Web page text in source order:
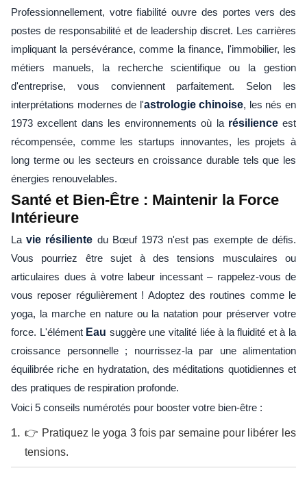
Professionnellement, votre fiabilité ouvre des portes vers des
postes de responsabilité et de leadership discret. Les carrières
impliquant la persévérance, comme la finance, l'immobilier, les
métiers manuels, la recherche scientifique ou la gestion
d'entreprise, vous conviennent parfaitement. Selon les
interprétations modernes de l'astrologie chinoise, les nés en
1973 excellent dans les environnements où la résilienceest
récompensée, comme les startups innovantes, les projets à
long terme ou les secteurs en croissance durable tels que les
énergies renouvelables.
Santé et Bien-Être : Maintenir la Force
Intérieure
Lavie résiliente du Bœuf 1973 n'est pas exempte de défis.
Vous pourriez être sujet à des tensions musculaires ou
articulaires dues à votre labeur incessant – rappelez-vous de
vous reposer régulièrement ! Adoptez des routines comme le
yoga, la marche en nature ou la natation pour préserver votre
force. L'élément Eau suggère une vitalité liée à la fluidité et à la
croissance personnelle ; nourrissez-la par une alimentation
équilibrée riche en hydratation, des méditations quotidiennes et
des pratiques de respiration profonde.
Voici 5 conseils numérotés pour booster votre bien-être :
👉 Pratiquez le yoga 3 fois par semaine pour libérer les
tensions.